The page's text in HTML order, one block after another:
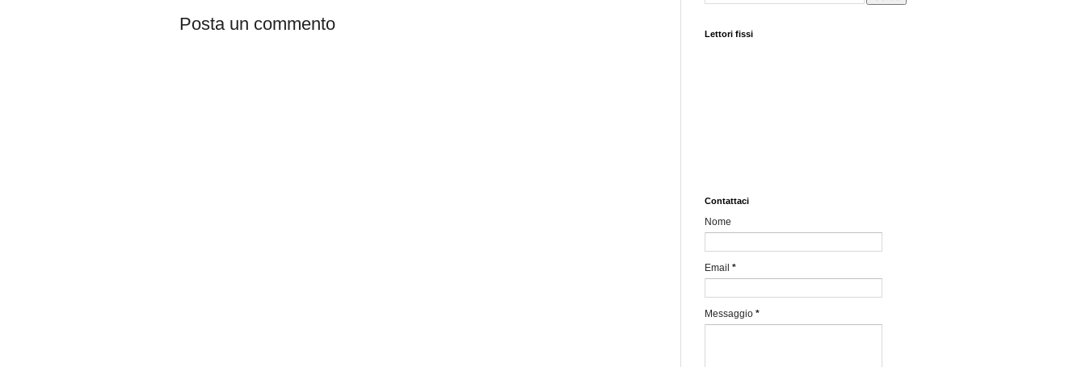
Posta un commento
Lettori fissi
Contattaci
Nome
Email *
Messaggio *